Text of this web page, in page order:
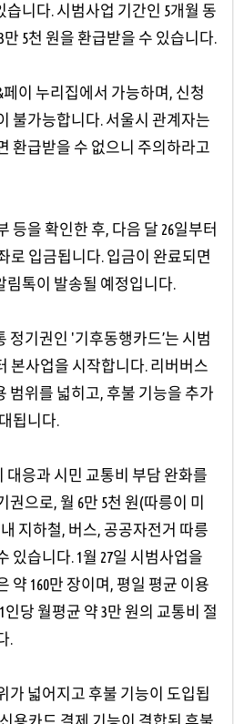
습니다. 시범사업 기간인 5개월 동
5천 원을 환급받을 수 있습니다.
이 누리집에서 가능하며, 신청
불가능합니다. 서울시 관계자는
환급받을 수 없으니 주의하라고
등을 확인한 후, 다음 달 26일부터
로 입금됩니다. 입금이 완료되면
톡이 발송될 예정입니다.
정기권인 '기후동행카드’는 시범
본사업을 시작합니다. 리버버스
범위를 넓히고, 후불 기능을 추가
됩니다.
응과 시민 교통비 부담 완화를
으로, 월 6만 5천 원(따릉이 미
지하철, 버스, 공공자전거 따릉
있습니다. 1월 27일 시범사업을
약 160만 장이며, 평일 평균 이용
인당 월평균 약 3만 원의 교통비 절
.
가 넓어지고 후불 기능이 도입됩
용카드 결제 기능이 결합된 후불